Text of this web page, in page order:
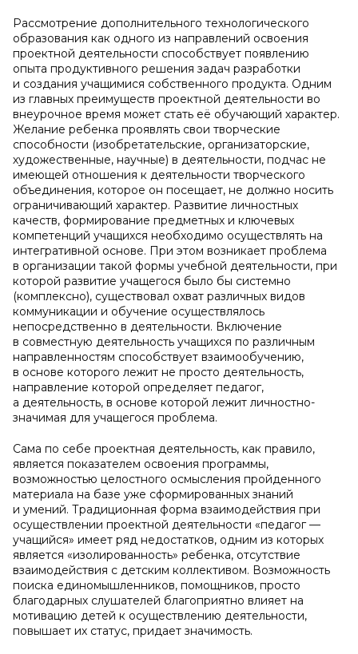
Рассмотрение дополнительного технологического
образования как одного из направлений освоения
проектной деятельности способствует появлению
опыта продуктивного решения задач разработки
и создания учащимися собственного продукта. Одним
из главных преимуществ проектной деятельности во
внеурочное время может стать её обучающий характер.
Желание ребенка проявлять свои творческие
способности (изобретательские, организаторские,
художественные, научные) в деятельности, подчас не
имеющей отношения к деятельности творческого
объединения, которое он посещает, не должно носить
ограничивающий характер. Развитие личностных
качеств, формирование предметных и ключевых
компетенций учащихся необходимо осуществлять на
интегративной основе. При этом возникает проблема
в организации такой формы учебной деятельности, при
которой развитие учащегося было бы системно
(комплексно), существовал охват различных видов
коммуникации и обучение осуществлялось
непосредственно в деятельности. Включение
в совместную деятельность учащихся по различным
направленностям способствует взаимообучению,
в основе которого лежит не просто деятельность,
направление которой определяет педагог,
а деятельность, в основе которой лежит личностно-
значимая для учащегося проблема.
Сама по себе проектная деятельность, как правило,
является показателем освоения программы,
возможностью целостного осмысления пройденного
материала на базе уже сформированных знаний
и умений. Традиционная форма взаимодействия при
осуществлении проектной деятельности «педагог —
учащийся» имеет ряд недостатков, одним из которых
является «изолированность» ребенка, отсутствие
взаимодействия с детским коллективом. Возможность
поиска единомышленников, помощников, просто
благодарных слушателей благоприятно влияет на
мотивацию детей к осуществлению деятельности,
повышает их статус, придает значимость.